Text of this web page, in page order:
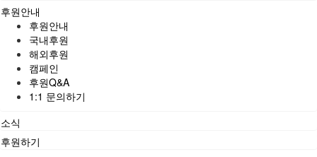
후원안내
후원안내
국내후원
해외후원
캠페인
후원Q&A
1:1 문의하기
소식
후원하기